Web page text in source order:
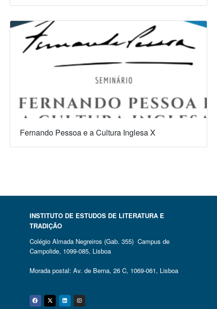
Fernando Pessoa e a Cultura Inglesa X
INSTITUTO DE ESTUDOS DE LITERATURA E
TRADIÇÃO
Colégio Almada Negreiros (Gab. 355) Campus de
Campolide, 1099-085, Lisboa
Morada postal: Av. de Berna, 26 C, 1069-061, Lisboa